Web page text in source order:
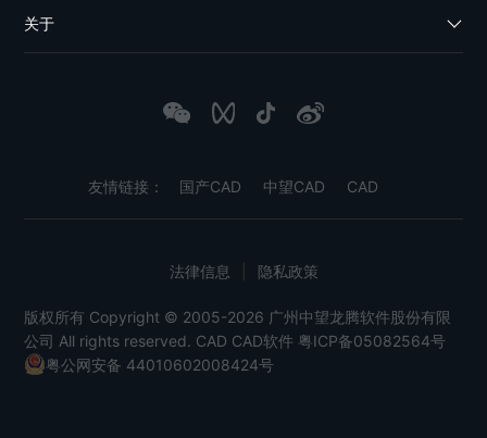
关于
友情链接： 国产CAD 中望CAD CAD
版权所有 Copyright © 2005-2026 广州中望龙腾软件股份有限
公司 All rights reserved. CAD CAD软件 粤ICP备05082564号
粤公网安备 44010602008424号
法律信息 隐私政策